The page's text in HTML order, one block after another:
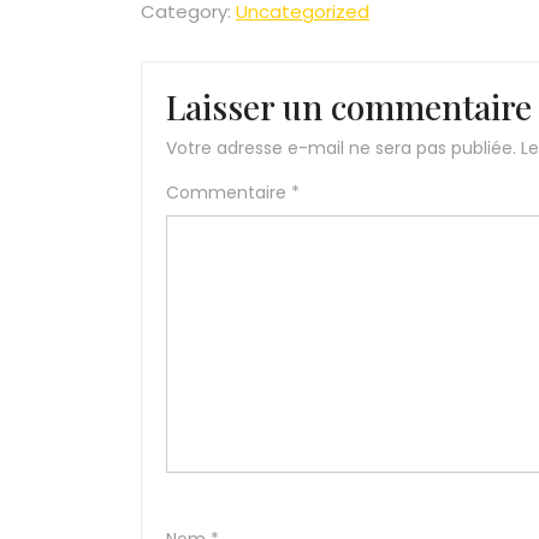
Category: Uncategorized
Laisser un commentaire
Votre adresse e-mail ne sera pas publiée.
Commentaire *